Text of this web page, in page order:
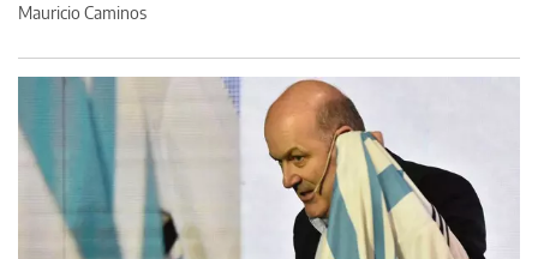
Mauricio Caminos